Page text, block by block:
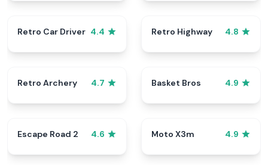
Retro Car Driver 4.4 Retro Highway 4.8
Retro Archery 4.7 Basket Bros 4.9
Escape Road 2 4.6 Moto X3m 4.9